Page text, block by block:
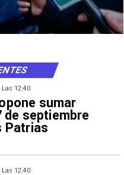
Las 12:40
sumar
de septiembre
Patrias
Las 12:40